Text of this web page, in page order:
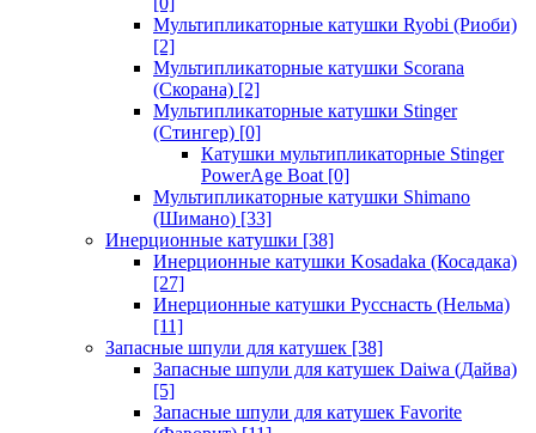
Мультипликаторные катушки Ryobi (Риоби)
[2]
Мультипликаторные катушки Scorana
(Скорана) [2]
Мультипликаторные катушки Stinger
(Стингер) [0]
Катушки мультипликаторные Stinger
PowerAge Boat [0]
Мультипликаторные катушки Shimano
(Шимано) [33]
Инерционные катушки [38]
Инерционные катушки Kosadaka (Косадака)
[27]
Инерционные катушки Русснасть (Нельма)
[11]
Запасные шпули для катушек [38]
Запасные шпули для катушек Daiwa (Дайва)
[5]
Запасные шпули для катушек Favorite